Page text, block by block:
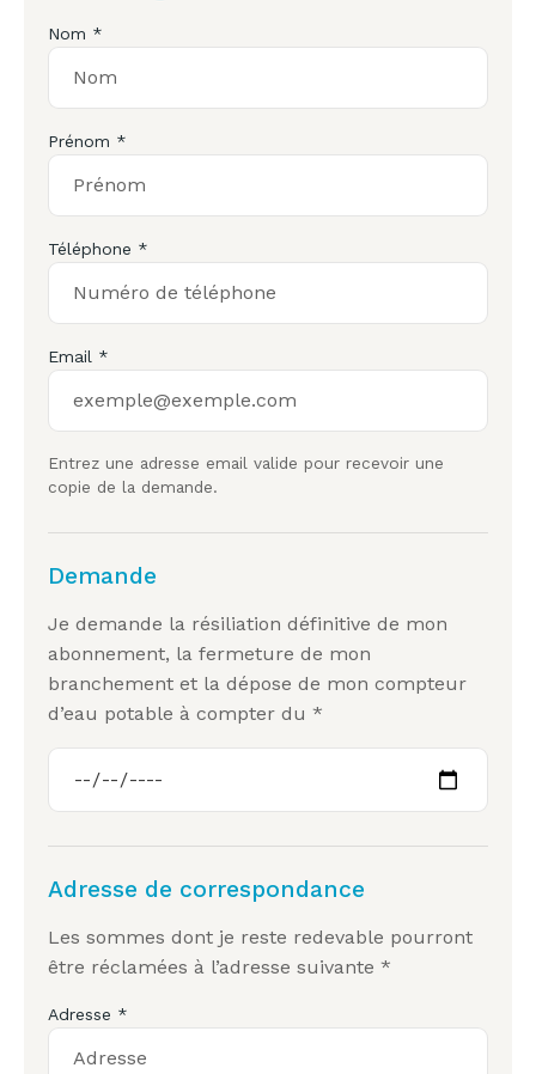
Nom *
Prénom *
Téléphone *
Email *
Entrez une adresse email valide pour recevoir une
copie de la demande.
Demande
Je demande la résiliation définitive de mon
abonnement, la fermeture de mon
branchement et la dépose de mon compteur
d’eau potable à compter du *
Adresse de correspondance
Les sommes dont je reste redevable pourront
être réclamées à l’adresse suivante *
Adresse *